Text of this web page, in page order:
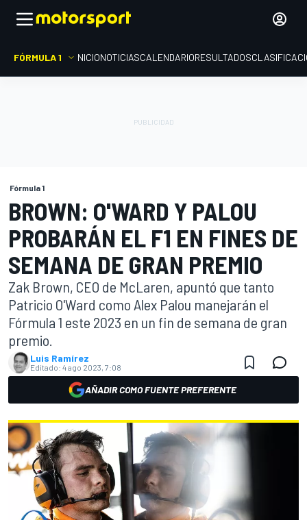
FÓRMULA 1 INICIONOTICIASCALENDARIORESULTADOS
Fórmula 1
BROWN: O'WARD Y PALOU
PROBARÁN EL F1 EN FINES DE
SEMANA DE GRAN PREMIO
Zak Brown, CEO de McLaren, apuntó que tanto
Patricio O'Ward como Alex Palou manejarán el
Fórmula 1 este 2023 en un fin de semana de gran
premio.
Luis Ramírez
Editado: 4 ago 2023, 7:08
AÑADIR COMO FUENTE PREFERENTE